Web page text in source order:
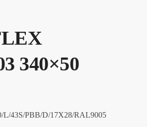
340×50
L/43S/PBB/D/17X28/RAL9005